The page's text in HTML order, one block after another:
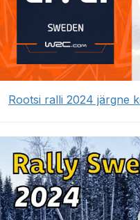
Rootsi ralli 2024 järgne